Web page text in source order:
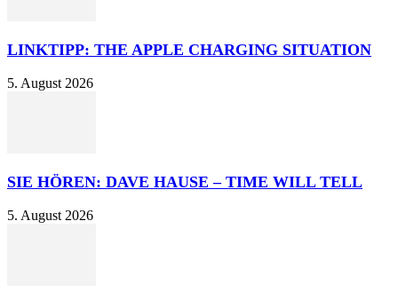
LINKTIPP: THE APPLE CHARGING SITUATION
5. August 2026
SIE HÖREN: DAVE HAUSE – TIME WILL TELL
5. August 2026